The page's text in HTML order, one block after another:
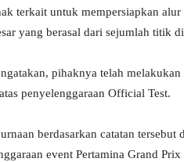
terkait untuk mempersiapkan alur
yang berasal dari sejumlah titik
pihaknya telah
penyelenggaraan Official Test.
berdasarkan catatan tersebut
event Pertamina Grand